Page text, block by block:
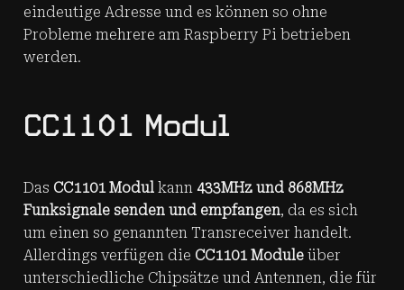
eindeutige Adresse und es können so ohne
Probleme mehrere am Raspberry Pi betrieben
werden.
CC1101 Modul
Das CC1101 Modulkann 433MHz und 868MHz
Funksignale senden und empfangen, da es sich
um einen so genannten Transreceiver handelt.
Allerdings verfügen die CC1101 Moduleüber
unterschiedliche Chipsätze und Antennen, die für